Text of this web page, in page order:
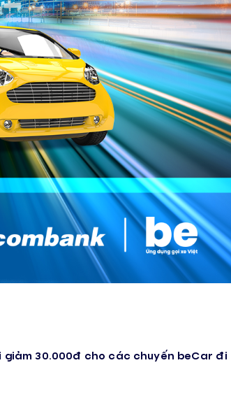
giảm 30.000đ cho các chuyến beCar đi